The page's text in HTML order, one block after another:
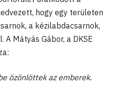
hogy egy területen
a kézilabdacsarnok,
Mátyás Gábor, a DKSE
özönlöttek az emberek.